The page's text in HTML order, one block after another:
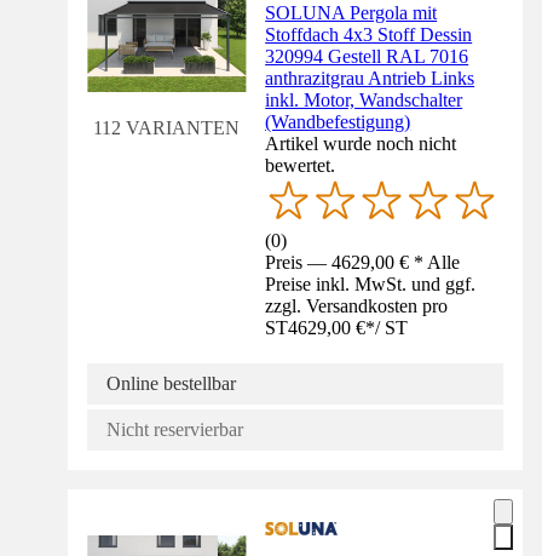
112 VARIANTEN
SOLUNA Pergola mit
Stoffdach 4x3 Stoff Dessin
320994 Gestell RAL 7016
anthrazitgrau Antrieb Links
inkl. Motor, Wandschalter
(Wandbefestigung)
Artikel wurde noch nicht
bewertet.
(0)
Preis — 4629,00 € * Alle
Preise inkl. MwSt. und ggf.
zzgl. Versandkosten pro
ST4629,00 €*/ ST
Online bestellbar
Nicht reservierbar